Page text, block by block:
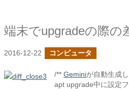
2016-12-22 コンピュータ
/** Geminiが自動生成
apt upgrade中に設定